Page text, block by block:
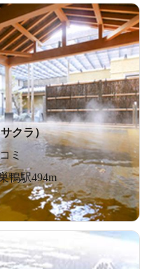
クラ）
ミ
鴨駅494m